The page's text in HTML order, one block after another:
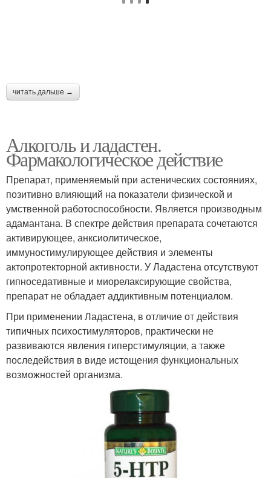
читать дальше →
Алкоголь и ладастен.
Фармакологическое действие
Препарат, применяемый при астенических состояниях,
позитивно влияющий на показатели физической и
умственной работоспособности. Является производным
адамантана. В спектре действия препарата сочетаются
активирующее, анксиолитическое,
иммуностимулирующее действия и элементы
актопротекторной активности. У Ладастена отсутствуют
гипноседативные и миорелаксирующие свойства,
препарат не обладает аддиктивным потенциалом.
При применении Ладастена, в отличие от действия
типичных психостимуляторов, практически не
развиваются явления гиперстимуляции, а также
последействия в виде истощения функциональных
возможностей организма.